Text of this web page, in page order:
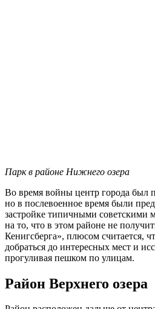
Парк в районе Нижнего озера
Во время войны центр города был
но в послевоенное время были
застройке типичными советскими
на то, что в этом районе не
Кенигсберга», плюсом считается,
добраться до интересных мест и
прогуливая пешком по улицам.
Район Верхнего озера